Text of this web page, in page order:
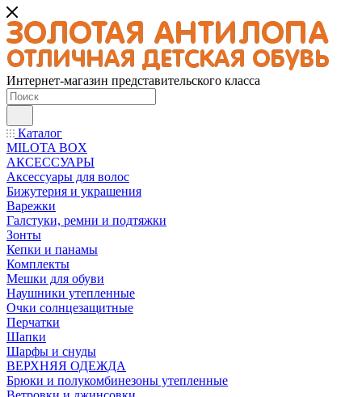
Интернет-магазин представительского класса
Каталог
MILOTA BOX
АКСЕССУАРЫ
Аксессуары для волос
Бижутерия и украшения
Варежки
Галстуки, ремни и подтяжки
Зонты
Кепки и панамы
Комплекты
Мешки для обуви
Наушники утепленные
Очки солнцезащитные
Перчатки
Шапки
Шарфы и снуды
ВЕРХНЯЯ ОДЕЖДА
Брюки и полукомбинезоны утепленные